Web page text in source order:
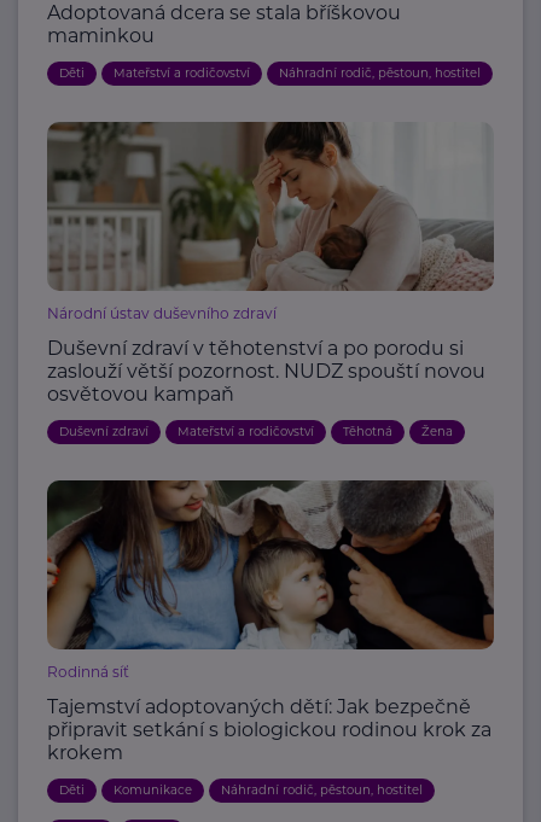
Adoptovaná dcera se stala bříškovou
maminkou
Děti Mateřství a rodičovství Náhradní rodič, pěstoun, hostitel
Národní ústav duševního zdraví
Duševní zdraví v těhotenství a po porodu si
zaslouží větší pozornost. NUDZ spouští novou
osvětovou kampaň
Duševní zdraví Mateřství a rodičovství Těhotná Žena
Rodinná síť
Tajemství adoptovaných dětí: Jak bezpečně
připravit setkání s biologickou rodinou krok za
krokem
Děti Komunikace Náhradní rodič, pěstoun, hostitel